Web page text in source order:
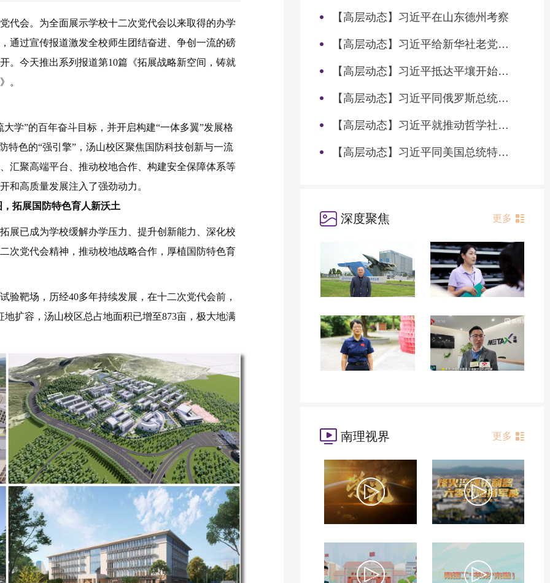
代会。为全面展示学校十二次党代会以来取得的办学
通过宣传报道激发全校师生团结奋进、争创一流的磅
。今天推出系列报道第10篇《拓展战略新空间，铸就
。
学”的百年奋斗目标，并开启构建“一体多翼”发展格
特色的“强引擎”，汤山校区聚焦国防科技创新与一流
汇聚高端平台、推动校地合作、构建安全保障体系等
和高质量发展注入了强劲动力。
拓展国防特色育人新沃土
展已成为学校缓解办学压力、提升创新能力、深化校
次党代会精神，推动校地战略合作，厚植国防特色育
验靶场，历经40多年持续发展，在十二次党代会前，
扩容，汤山校区总占地面积已增至873亩，极大地满
【高层动态】习近平在山东德州考察
【高层动态】习近平给新华社老党员张连生回信强调 传承红色基因 在新征程上书写优异答卷
【高层动态】习近平抵达平壤开始对朝鲜进行国事访问
【高层动态】习近平同俄罗斯总统普京会谈
【高层动态】习近平就推动哲学社会科学高质量发展作出重要指示
【高层动态】习近平同美国总统特朗普会谈
深度聚焦 更多
南理视界 更多